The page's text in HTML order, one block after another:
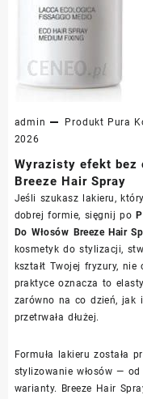
admin Produkt Pura
2026
Wyrazisty efekt bez
Breeze Hair Spray
Jeśli szukasz lakieru,
dobrej formie, sięgnij po
Do Włosów Breeze Hair
kosmetyk do stylizacji,
kształt Twojej fryzury,
praktyce oznacza to
zarówno na co dzień, jak
przetrwała dłużej.
Formuła lakieru została
stylizowanie włosów —
warianty. Breeze Hair